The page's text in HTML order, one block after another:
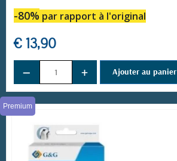
(2 avis)
-80% par rapport à l'original
€ 13,90
− + Ajouter au panier
Premium